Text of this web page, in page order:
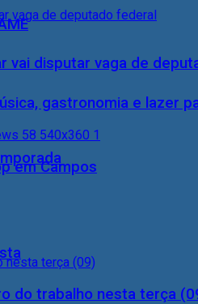
vai disputar vaga de
gastronomia e lazer
em Campos
do trabalho nesta terça